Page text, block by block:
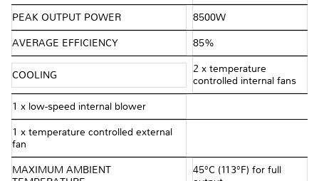
PEAK OUTPUT POWER 8500W
AVERAGE EFFICIENCY 85%
COOLING
2 x temperature
controlled internal fans
1 x low-speed internal blower
1 x temperature controlled external
fan
MAXIMUM AMBIENT
45°C (113°F) for full